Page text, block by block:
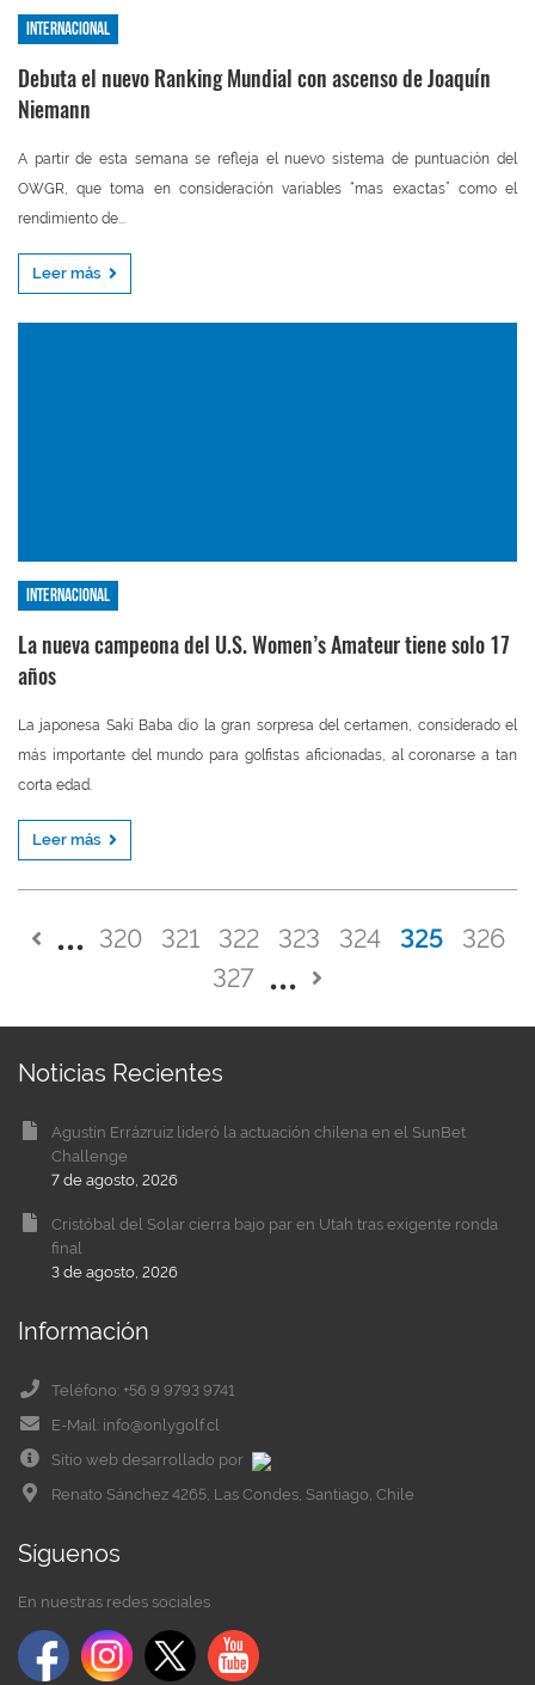
Internacional
Debuta el nuevo Ranking Mundial con ascenso de Joaquín
Niemann
A partir de esta semana se refleja el nuevo sistema de puntuación del
OWGR, que toma en consideración variables “mas exactas” como el
rendimiento de...
Leer más
Internacional
La nueva campeona del U.S. Women’s Amateur tiene solo 17
años
La japonesa Saki Baba dio la gran sorpresa del certamen, considerado el
más importante del mundo para golfistas aficionadas, al coronarse a tan
corta edad.
Leer más
320 321 322 323 324 325
326
327
Noticias Recientes
Agustín Errázruiz lideró la actuación chilena en el SunBet
Challenge
7 de agosto, 2026
Cristóbal del Solar cierra bajo par en Utah tras exigente ronda
final
3 de agosto, 2026
Información
Teléfono: +56 9 9793 9741
E-Mail: info@onlygolf.cl
Sitio web desarrollado por
Renato Sánchez 4265, Las Condes, Santiago, Chile
Síguenos
En nuestras redes sociales